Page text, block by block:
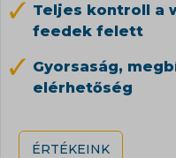
Teljes kontroll a
feedek felett
Gyorsaság,
elérhetőség
ÉRTÉKEINK